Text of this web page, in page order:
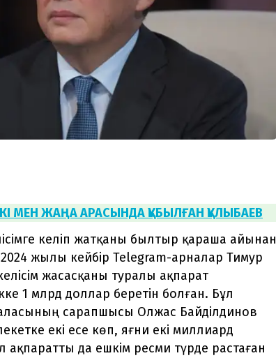
МЕН ЖАҢА АРАСЫНДА ҚҰБЫЛҒАН ҚҰЛЫБАЕВ
келіп жатқаны былтыр қараша айынан
жылы кейбір Telegram-арналар Тимур
жасасқаны туралы ақпарат
1 млрд доллар беретін болған. Бұл
сарапшысы Олжас Байділдинов
екі есе көп, яғни екі миллиард
ақпаратты да ешкім ресми түрде растаған